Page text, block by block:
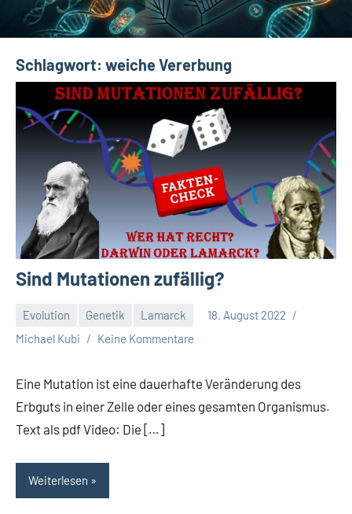
Schlagwort: weiche Vererbung
Sind Mutationen zufällig?
Evolution Genetik Lamarck
18. August 2022
Michael Kubi
Keine Kommentare
Eine Mutation ist eine dauerhafte Veränderung des
Erbguts in einer Zelle oder eines gesamten Organismus.
Text als pdf Video: Die […]
Weiterlesen